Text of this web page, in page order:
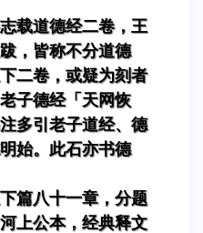
载道德经二卷，王
，皆称不分道德
二卷，或疑为刻者
子德经「天网恢
多引老子道经、德
始。此石亦书德
篇八十一章，分题
上公本，经典释文